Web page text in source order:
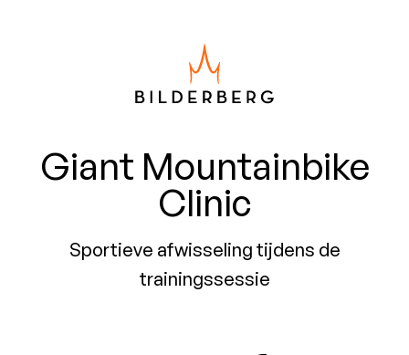
Giant Mountainbike
Clinic
Sportieve afwisseling tijdens de
trainingssessie